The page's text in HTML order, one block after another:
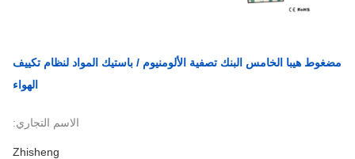
مضغوط هيبا الخامس البنك تصفية الألومنيوم / باستيك المواد لنظام تكييف
الهواء
الاسم التجاري:
Zhisheng